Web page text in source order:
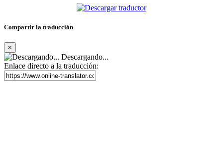
Compartir la traducción
×
Descargando...
Enlace directo a la traducción: